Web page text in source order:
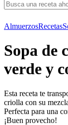
AlmuerzosRecetas
Sopa de
verde y
Esta receta te
criolla con su
Perfecta para una
¡Buen provecho!